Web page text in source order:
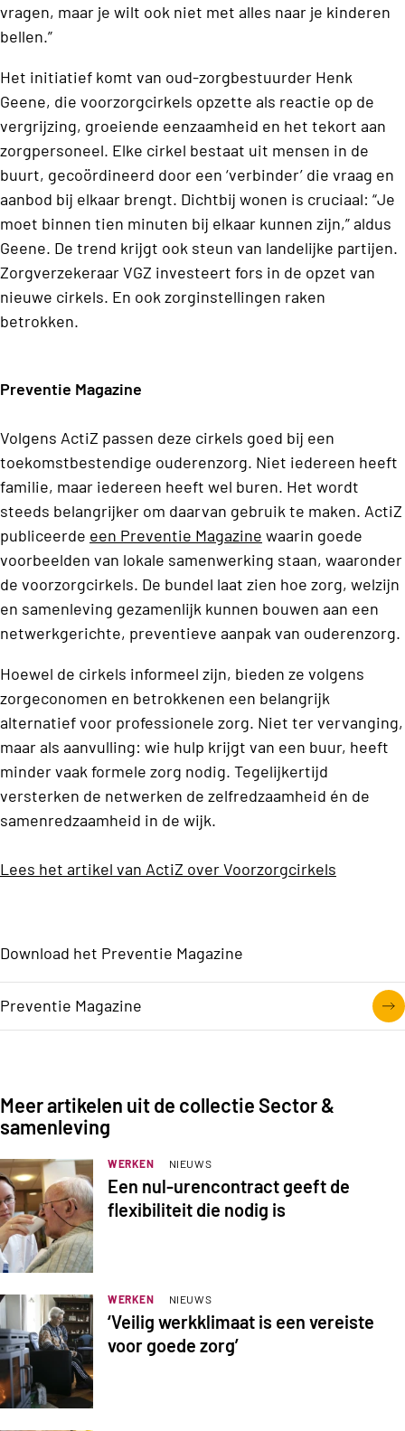
vragen, maar je wilt ook niet met alles naar je kinderen
bellen.”
Het initiatief komt van oud-zorgbestuurder Henk
Geene, die voorzorgcirkels opzette als reactie op de
vergrijzing, groeiende eenzaamheid en het tekort aan
zorgpersoneel. Elke cirkel bestaat uit mensen in de
buurt, gecoördineerd door een ‘verbinder’ die vraag en
aanbod bij elkaar brengt. Dichtbij wonen is cruciaal: “Je
moet binnen tien minuten bij elkaar kunnen zijn,” aldus
Geene. De trend krijgt ook steun van landelijke partijen.
Zorgverzekeraar VGZ investeert fors in de opzet van
nieuwe cirkels. En ook zorginstellingen raken
betrokken.
Preventie Magazine
Volgens ActiZ passen deze cirkels goed bij een
toekomstbestendige ouderenzorg. Niet iedereen heeft
familie, maar iedereen heeft wel buren. Het wordt
steeds belangrijker om daarvan gebruik te maken. ActiZ
publiceerde een Preventie Magazine waarin goede
voorbeelden van lokale samenwerking staan, waaronder
de voorzorgcirkels. De bundel laat zien hoe zorg, welzijn
en samenleving gezamenlijk kunnen bouwen aan een
netwerkgerichte, preventieve aanpak van ouderenzorg.
Hoewel de cirkels informeel zijn, bieden ze volgens
zorgeconomen en betrokkenen een belangrijk
alternatief voor professionele zorg. Niet ter vervanging,
maar als aanvulling: wie hulp krijgt van een buur, heeft
minder vaak formele zorg nodig. Tegelijkertijd
versterken de netwerken de zelfredzaamheid én de
samenredzaamheid in de wijk.
Lees het artikel van ActiZ overVoorzorgcirkels
Download het Preventie Magazine
Preventie Magazine
Meer artikelen uit de collectie Sector &
samenleving
WERKEN NIEUWS
Een nul-urencontract geeft de
flexibiliteit die nodig is
WERKEN NIEUWS
‘Veilig werkklimaat is een vereiste
voor goede zorg’